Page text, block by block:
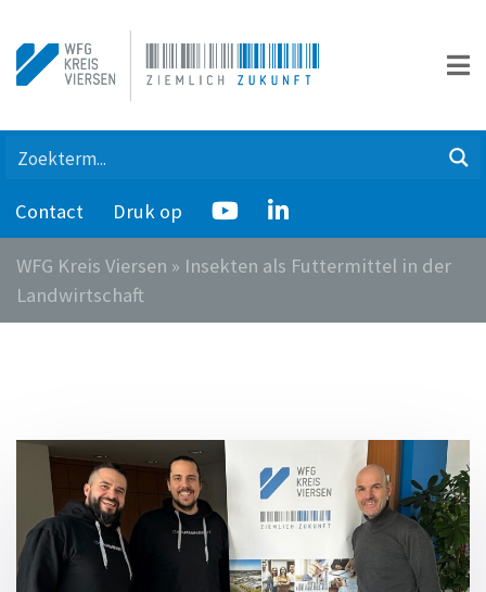
Contact Druk op
WFG Kreis Viersen » Insekten als Futtermittel in der
Landwirtschaft